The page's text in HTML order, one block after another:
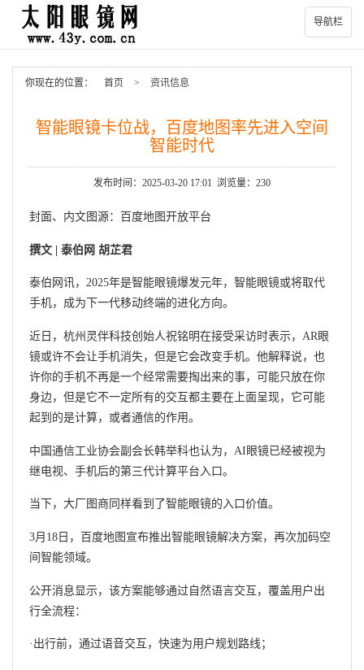
导航栏
你现在的位置： 首页 > 资讯信息
智能眼镜卡位战，百度地图率先进入空间
智能时代
发布时间：2025-03-20 17:01 浏览量：230
封面、内文图源：百度地图开放平台
撰文 | 泰伯网 胡芷君
泰伯网讯，2025年是智能眼镜爆发元年，智能眼镜或将取代
手机，成为下一代移动终端的进化方向。
近日，杭州灵伴科技创始人祝铭明在接受采访时表示，AR眼
镜或许不会让手机消失，但是它会改变手机。他解释说，也
许你的手机不再是一个经常需要掏出来的事，可能只放在你
身边，但是它不一定所有的交互都主要在上面呈现，它可能
起到的是计算，或者通信的作用。
中国通信工业协会副会长韩举科也认为，AI眼镜已经被视为
继电视、手机后的第三代计算平台入口。
当下，大厂图商同样看到了智能眼镜的入口价值。
3月18日，百度地图宣布推出智能眼镜解决方案，再次加码空
间智能领域。
公开消息显示，该方案能够通过自然语言交互，覆盖用户出
行全流程：
·出行前，通过语音交互，快速为用户规划路线；